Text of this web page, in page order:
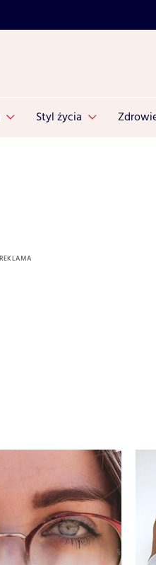
Styl życia